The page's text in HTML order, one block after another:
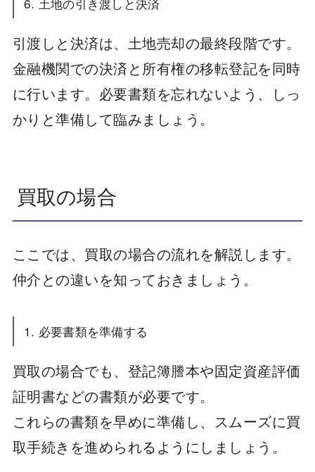
引渡しと決済は、土地売却の最終段階です。
金融機関での決済と所有権の移転登記を同時
に行います。必要書類を忘れないよう、しっ
かりと準備して臨みましょう。
買取の場合
ここでは、買取の場合の流れを解説します。
仲介との違いを知っておきましょう。
1. 必要書類を準備する
買取の場合でも、登記簿謄本や固定資産評価
証明書などの書類が必要です。
これらの書類を早めに準備し、スムーズに買
取手続きを進められるようにしましょう。